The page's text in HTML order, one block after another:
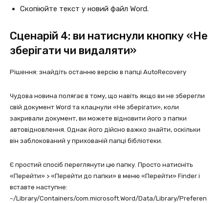
Скопіюйте текст у новий файл Word.
Сценарій 4: ви натиснули кнопку «Не
зберігати чи видаляти»
Рішення: знайдіть останню версію в папці AutoRecovery
Чудова новина полягає в тому, що навіть якщо ви не зберегли
свій документ Word та клацнули «Не зберігати», коли
закривали документ, ви можете відновити його з папки
автовідновлення. Однак його дійсно важко знайти, оскільки
він заблокований у прихованій папці бібліотеки.
Є простий спосіб переглянути цю папку. Просто натисніть
«Перейти» > «Перейти до папки» в меню «Перейти» Finder і
вставте наступне:
~/Library/Containers/com.microsoft.Word/Data/Library/Preferen